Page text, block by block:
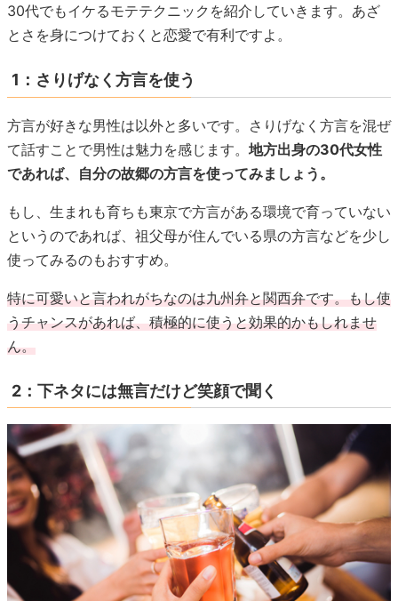
30代でもイケるモテテクニックを紹介していきます。あざ
とさを身につけておくと恋愛で有利ですよ。
1：さりげなく方言を使う
方言が好きな男性は以外と多いです。さりげなく方言を混ぜ
て話すことで男性は魅力を感じます。 地方出身の30代女性
であれば、自分の故郷の方言を使ってみましょう。
もし、生まれも育ちも東京で方言がある環境で育っていない
というのであれば、祖父母が住んでいる県の方言などを少し
使ってみるのもおすすめ。
特に可愛いと言われがちなのは九州弁と関西弁です。もし使
うチャンスがあれば、積極的に使うと効果的かもしれませ
ん。
2：下ネタには無言だけど笑顔で聞く